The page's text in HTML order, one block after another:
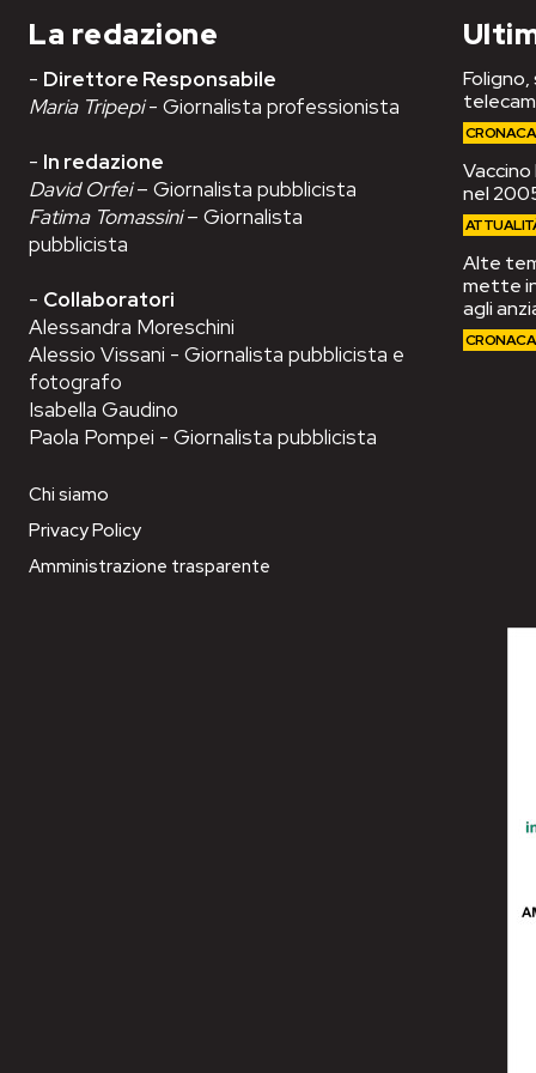
La redazione
- Direttore Responsabile
Maria Tripepi- Giornalista professionista
- In redazione
David Orfei– Giornalista pubblicista
Fatima Tomassini– Giornalista
pubblicista
- Collaboratori
Alessandra Moreschini
Alessio Vissani - Giornalista pubblicista e
fotografo
Isabella Gaudino
Paola Pompei - Giornalista pubblicista
Chi siamo
Privacy Policy
Amministrazione trasparente
CRONACA
nel
Alte
mette
agli
CRONACA